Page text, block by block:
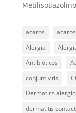
acaros
Alergia
Antibióticos
conjuntivitis
Dermatitis
dermatitis